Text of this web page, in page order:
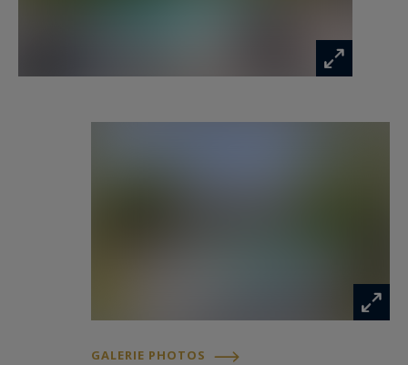
Immobilier de prestige inspirant, experts en
GALERIE PHOTOS